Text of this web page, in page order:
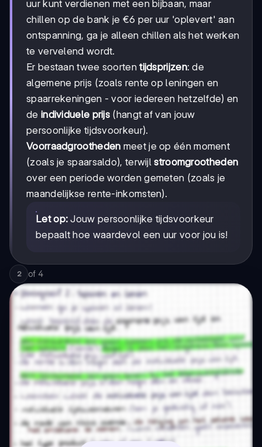
uur kunt verdienen met een bijbaan, maar
chillen op de bank je €6 per uur 'oplevert' aan
ontspanning, ga je alleen chillen als het werken
te vervelend wordt.
Er bestaan twee soortentijdsprijzen: de
algemene prijs (zoals rente op leningen en
spaarrekeningen - voor iedereen hetzelfde) en
de individuele prijs (hangt af van jouw
persoonlijke tijdsvoorkeur).
Voorraadgrootheden meet je op één moment
(zoals je spaarsaldo), terwijlstroomgrootheden
over een periode worden gemeten (zoals je
maandelijkse rente-inkomsten).
Let op: Jouw persoonlijke tijdsvoorkeur
bepaalt hoe waardevol een uur voor jou is!
2 of 4